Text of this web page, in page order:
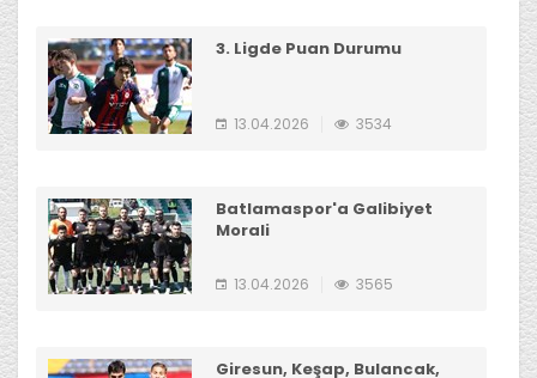
3. Ligde Puan Durumu
13.04.2026 3534
Batlamaspor'a Galibiyet
Morali
13.04.2026 3565
Giresun, Keşap, Bulancak,